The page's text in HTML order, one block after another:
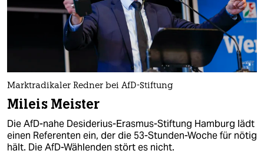
Marktradikaler Redner bei AfD-Stiftung
Mileis Meister
Die AfD-nahe Desiderius-Erasmus-Stiftung Hamburg lädt
einen Referenten ein, der die 53-Stunden-Woche für nötig
hält. Die AfD-Wählenden stört es nicht.